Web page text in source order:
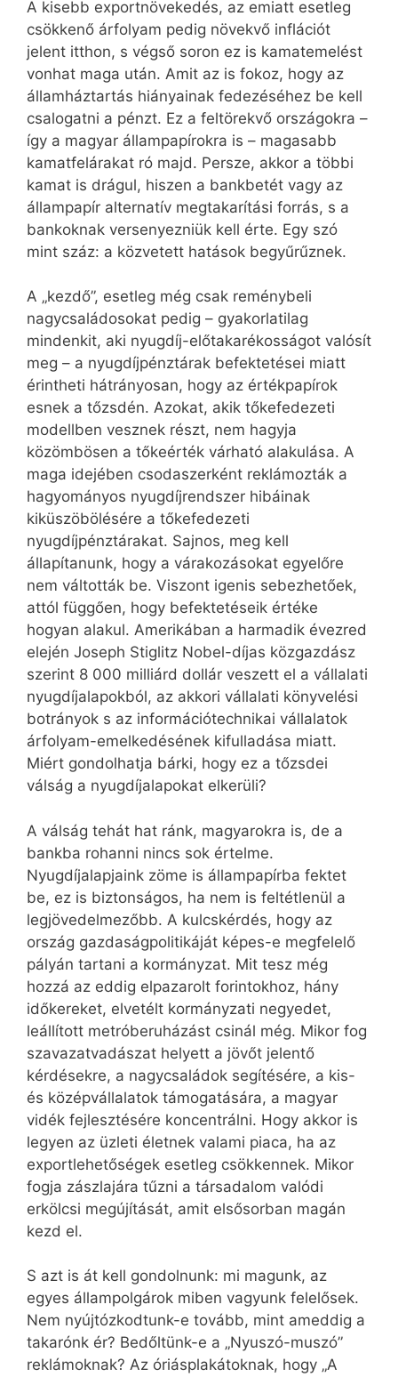
A kisebb exportnövekedés, az emiatt esetleg
csökkenő árfolyam pedig növekvő inflációt
jelent itthon, s végső soron ez is kamatemelést
vonhat maga után. Amit az is fokoz, hogy az
államháztartás hiányainak fedezéséhez be kell
csalogatni a pénzt. Ez a feltörekvő országokra –
így a magyar állampapírokra is – magasabb
kamatfelárakat ró majd. Persze, akkor a többi
kamat is drágul, hiszen a bankbetét vagy az
állampapír alternatív megtakarítási forrás, s a
bankoknak versenyezniük kell érte. Egy szó
mint száz: a közvetett hatások begyűrűznek.
A „kezdő”, esetleg még csak reménybeli
nagycsaládosokat pedig – gyakorlatilag
mindenkit, aki nyugdíj-előtakarékosságot valósít
meg – a nyugdíjpénztárak befektetései miatt
érintheti hátrányosan, hogy az értékpapírok
esnek a tőzsdén. Azokat, akik tőkefedezeti
modellben vesznek részt, nem hagyja
közömbösen a tőkeérték várható alakulása. A
maga idejében csodaszerként reklámozták a
hagyományos nyugdíjrendszer hibáinak
kiküszöbölésére a tőkefedezeti
nyugdíjpénztárakat. Sajnos, meg kell
állapítanunk, hogy a várakozásokat egyelőre
nem váltották be. Viszont igenis sebezhetőek,
attól függően, hogy befektetéseik értéke
hogyan alakul. Amerikában a harmadik évezred
elején Joseph Stiglitz Nobel-díjas közgazdász
szerint 8 000 milliárd dollár veszett el a vállalati
nyugdíjalapokból, az akkori vállalati könyvelési
botrányok s az információtechnikai vállalatok
árfolyam-emelkedésének kifulladása miatt.
Miért gondolhatja bárki, hogy ez a tőzsdei
válság a nyugdíjalapokat elkerüli?
A válság tehát hat ránk, magyarokra is, de a
bankba rohanni nincs sok értelme.
Nyugdíjalapjaink zöme is állampapírba fektet
be, ez is biztonságos, ha nem is feltétlenül a
legjövedelmezőbb. A kulcskérdés, hogy az
ország gazdaságpolitikáját képes-e megfelelő
pályán tartani a kormányzat. Mit tesz még
hozzá az eddig elpazarolt forintokhoz, hány
időkereket, elvetélt kormányzati negyedet,
leállított metróberuházást csinál még. Mikor fog
szavazatvadászat helyett a jövőt jelentő
kérdésekre, a nagycsaládok segítésére, a kis-
és középvállalatok támogatására, a magyar
vidék fejlesztésére koncentrálni. Hogy akkor is
legyen az üzleti életnek valami piaca, ha az
exportlehetőségek esetleg csökkennek. Mikor
fogja zászlajára tűzni a társadalom valódi
erkölcsi megújítását, amit elsősorban magán
kezd el.
S azt is át kell gondolnunk: mi magunk, az
egyes állampolgárok miben vagyunk felelősek.
Nem nyújtózkodtunk-e tovább, mint ameddig a
takarónk ér? Bedőltünk-e a „Nyuszó-muszó”
reklámoknak? Az óriásplakátoknak, hogy „A